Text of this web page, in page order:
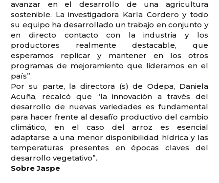
avanzar en el desarrollo de una agricultura
sostenible. La investigadora Karla Cordero y todo
su equipo ha desarrollado un trabajo en conjunto y
en directo contacto con la industria y los
productores realmente destacable, que
esperamos replicar y mantener en los otros
programas de mejoramiento que lideramos en el
país”.
Por su parte, la directora (s) de Odepa, Daniela
Acuña, recalcó que “la innovación a través del
desarrollo de nuevas variedades es fundamental
para hacer frente al desafío productivo del cambio
climático, en el caso del arroz es esencial
adaptarse a una menor disponibilidad hídrica y las
temperaturas presentes en épocas claves del
desarrollo vegetativo”.
Sobre Jaspe